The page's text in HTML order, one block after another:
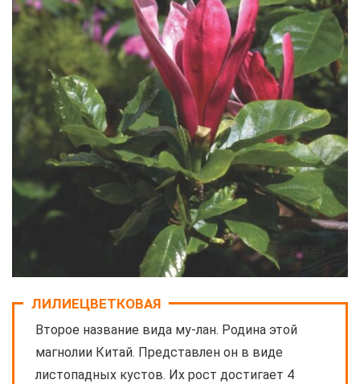
ЛИЛИЕЦВЕТКОВАЯ
Второе название вида му-лан. Родина этой
магнолии Китай. Представлен он в виде
листопадных кустов. Их рост достигает 4